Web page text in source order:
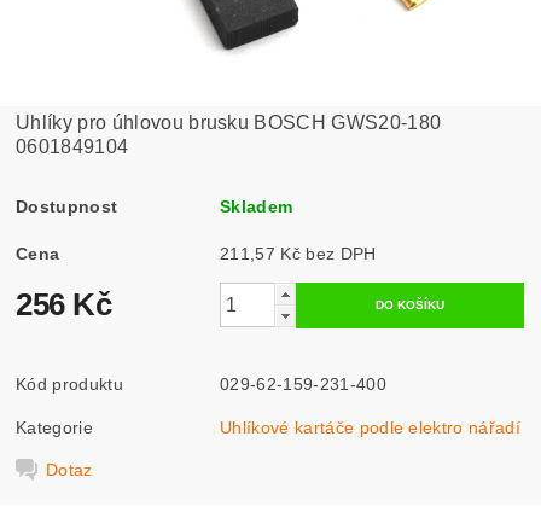
Uhlíky pro úhlovou brusku BOSCH GWS20-180
0601849104
Dostupnost Skladem
Cena 211,57 Kč bez DPH
256 Kč
Kód produktu 029-62-159-231-400
Kategorie Uhlíkové kartáče podle elektro nářadí
Dotaz